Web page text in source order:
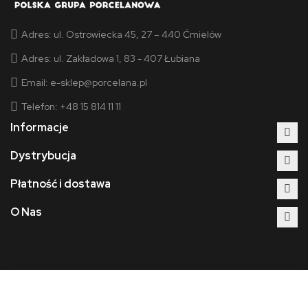
Adres: ul. Ostrowiecka 45, 27 – 440 Ćmielów
Adres: ul. Zakładowa 1, 83 - 407 Łubiana
Email: e-sklep@porcelana.pl
Telefon: +48 15 814 11 11
Informacje
Dystrybucja
Płatność i dostawa
O Nas